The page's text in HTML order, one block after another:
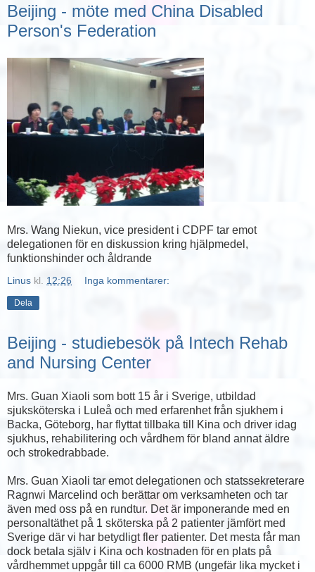
Beijing - möte med China Disabled
Person's Federation
Mrs. Wang Niekun, vice president i CDPF tar emot
delegationen för en diskussion kring hjälpmedel,
funktionshinder och åldrande
Linus kl. 12:26 Inga kommentarer:
Dela
Beijing - studiebesök på Intech Rehab
and Nursing Center
Mrs. Guan Xiaoli som bott 15 år i Sverige, utbildad
sjuksköterska i Luleå och med erfarenhet från sjukhem i
Backa, Göteborg, har flyttat tillbaka till Kina och driver idag
sjukhus, rehabilitering och vårdhem för bland annat äldre
och strokedrabbade.
Mrs. Guan Xiaoli tar emot delegationen och statssekreterare
Ragnwi Marcelind och berättar om verksamheten och tar
även med oss på en rundtur. Det är imponerande med en
personaltäthet på 1 sköterska på 2 patienter jämfört med
Sverige där vi har betydligt fler patienter. Det mesta får man
dock betala själv i Kina och kostnaden för en plats på
vårdhemmet uppgår till ca 6000 RMB (ungefär lika mycket i